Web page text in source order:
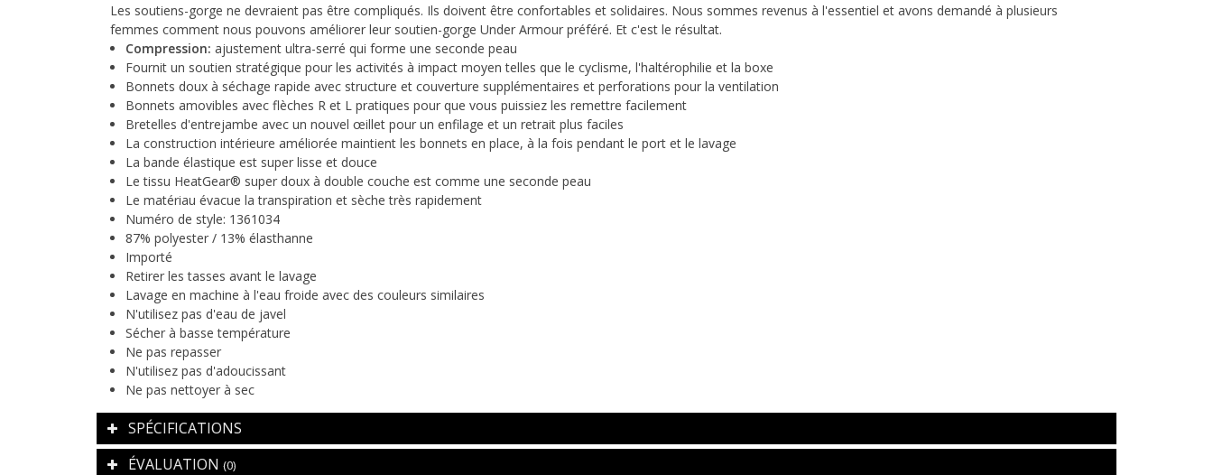
Les soutiens-gorge ne devraient pas être compliqués. Ils doivent être confortables et solidaires. Nous sommes revenus à l'essentiel et avons demandé à plusieurs
femmes comment nous pouvons améliorer leur soutien-gorge Under Armour préféré. Et c'est le résultat.
Compression: ajustement ultra-serré qui forme une seconde peau
Fournit un soutien stratégique pour les activités à impact moyen telles que le cyclisme, l'haltérophilie et la boxe
Bonnets doux à séchage rapide avec structure et couverture supplémentaires et perforations pour la ventilation
Bonnets amovibles avec flèches R et L pratiques pour que vous puissiez les remettre facilement
Bretelles d'entrejambe avec un nouvel œillet pour un enfilage et un retrait plus faciles
La construction intérieure améliorée maintient les bonnets en place, à la fois pendant le port et le lavage
La bande élastique est super lisse et douce
Le tissu HeatGear® super doux à double couche est comme une seconde peau
Le matériau évacue la transpiration et sèche très rapidement
Numéro de style: 1361034
87% polyester / 13% élasthanne
Importé
Retirer les tasses avant le lavage
Lavage en machine à l'eau froide avec des couleurs similaires
N'utilisez pas d'eau de javel
Sécher à basse température
Ne pas repasser
N'utilisez pas d'adoucissant
Ne pas nettoyer à sec
SPÉCIFICATIONS
ÉVALUATION (0)